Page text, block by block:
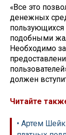
«Все это
денежных
подобными
Необходимо
должен
Читайте
• Артем